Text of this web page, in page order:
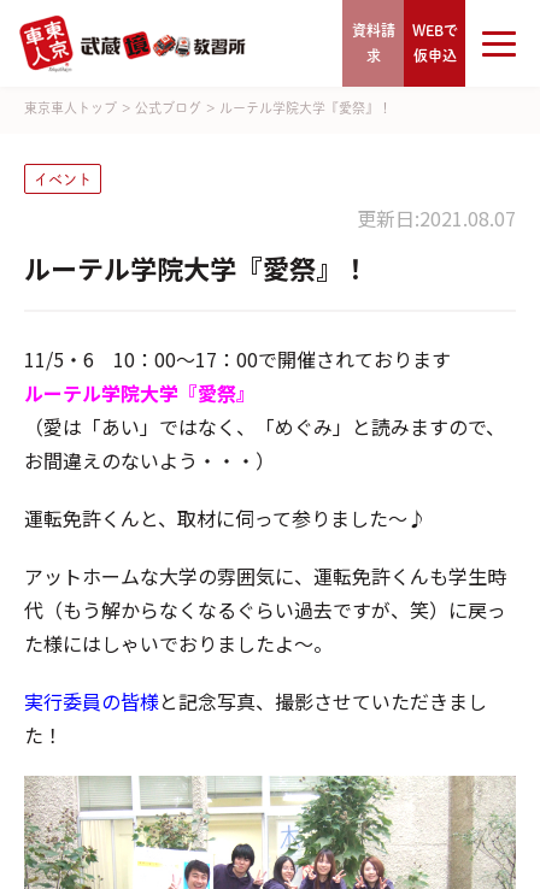
資料請
求
WEBで
仮申込
東京車人トップ > 公式ブログ > ルーテル学院大学『愛祭』！
イベント
更新日:2021.08.07
ルーテル学院大学『愛祭』！
11/5・6 10：00～17：00で開催されております
ルーテル学院大学『愛祭』
（愛は「あい」ではなく、「めぐみ」と読みますので、
お間違えのないよう・・・）
運転免許くんと、取材に伺って参りました～♪
アットホームな大学の雰囲気に、運転免許くんも学生時
代（もう解からなくなるぐらい過去ですが、笑）に戻っ
た様にはしゃいでおりましたよ～。
実行委員の皆様と記念写真、撮影させていただきまし
た！